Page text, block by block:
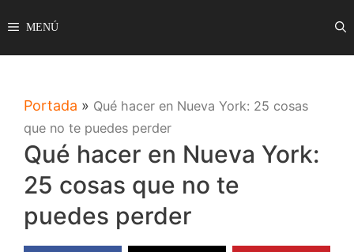
al
contenido
MENÚ
Portada » Qué hacer en Nueva York: 25 cosas
que no te puedes perder
Qué hacer en Nueva York:
25 cosas que no te
puedes perder